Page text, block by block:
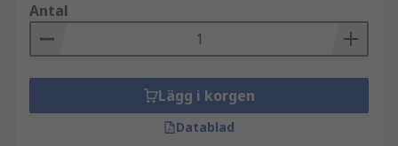
Antal
Lägg i korgen
Datablad